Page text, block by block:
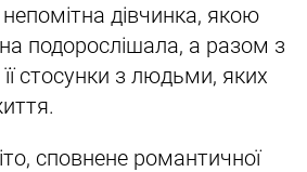
дівчинка, якою
подорослішала, а разом з
стосунки з людьми, яких
сповнене романтичної